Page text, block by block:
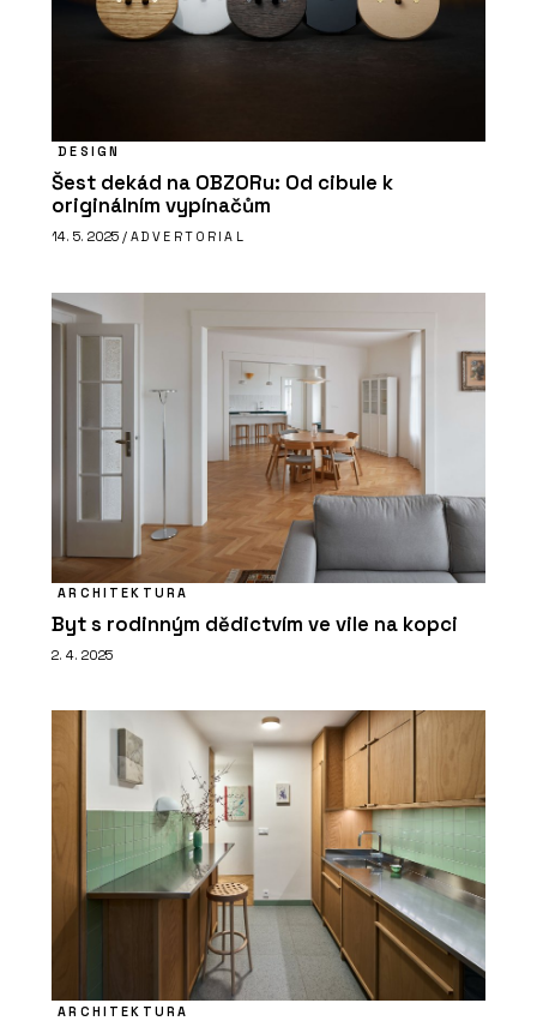
DESIGN
Šest dekád na OBZORu: Od cibule k
originálním vypínačům
14. 5. 2025 / ADVERTORIAL
ARCHITEKTURA
Byt s rodinným dědictvím ve vile na kopci
2. 4. 2025
ARCHITEKTURA